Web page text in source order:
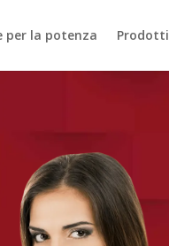
per la potenza Prodotti